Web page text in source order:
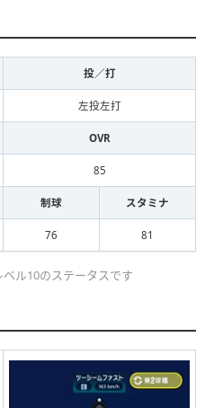
投／打
左投左打
OVR
85
制球 スタミナ
76 81
ル10のステータスです